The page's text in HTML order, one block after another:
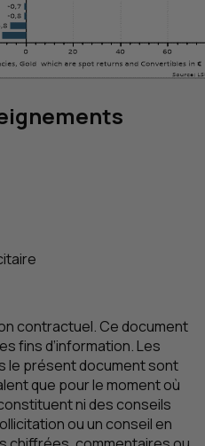
contractuel. Ce document
fins d’information. Les
le présent document sont
que pour le moment où
ni des conseils
ou un conseil en